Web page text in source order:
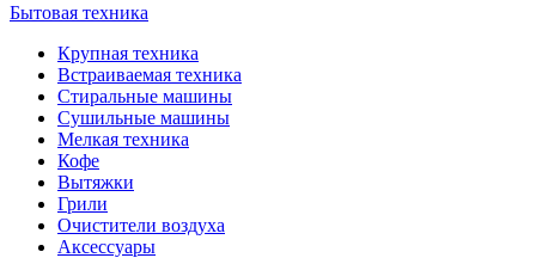
Бытовая техника
Крупная техника
Встраиваемая техника
Стиральные машины
Сушильные машины
Мелкая техника
Кофе
Вытяжки
Грили
Очистители воздуха
Аксессуары